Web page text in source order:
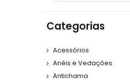
Categorias
Acessórios
Anéis e Vedações
Antichama